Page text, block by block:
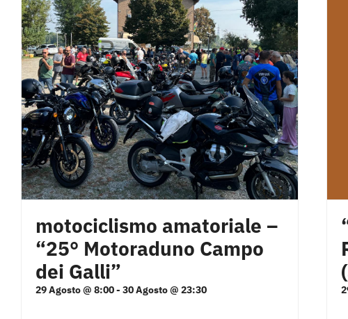
motociclismo amatoriale –
“25° Motoraduno Campo
dei Galli”
29 Agosto @ 8:00- 30 Agosto @ 23:30